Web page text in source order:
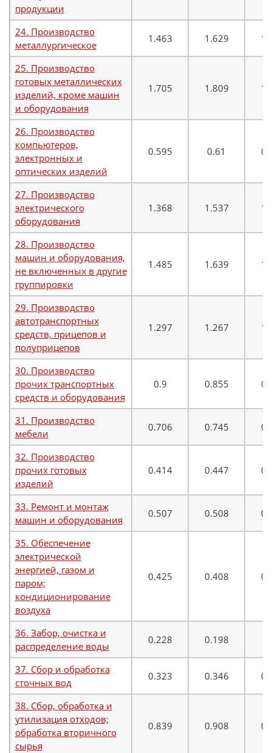
продукции
24. Производство
металлургическое
1.463 1.629
25. Производство
готовых металлических
изделий, кроме машин
и оборудования
1.705 1.809
26. Производство
компьютеров,
электронных и
оптических изделий
0.595 0.61
27. Производство
электрического
оборудования
1.368 1.537
28. Производство
машин и оборудования,
не включенных в другие
группировки
1.485 1.639
29. Производство
автотранспортных
средств, прицепов и
полуприцепов
1.297 1.267
30. Производство
прочих транспортных
средств и оборудования
0.9 0.855
31. Производство
мебели
0.706 0.745
32. Производство
прочих готовых
изделий
0.414 0.447
33. Ремонт и монтаж
машин и оборудования
0.507 0.508
35. Обеспечение
электрической
энергией, газом и
паром;
кондиционирование
воздуха
0.425 0.408
36. Забор, очистка и
распределение воды
0.228 0.198
37. Сбор и обработка
сточных вод
0.323 0.346
38. Сбор, обработка и
утилизация отходов;
обработка вторичного
сырья
0.839 0.908